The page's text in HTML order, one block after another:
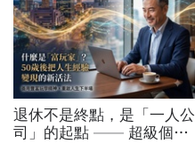
退休不是終點，是「一人公
司」的起點 —— 超級個體